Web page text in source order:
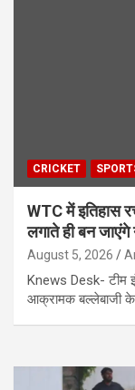
CRICKET
WTC में इतिहास
लगाते ही बन जाएंगे
August 5, 2026
Knews Desk- टीम
आक्रामक बल्लेबाजी